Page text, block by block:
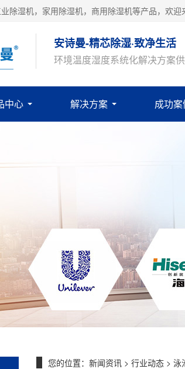
除湿机，家用除湿机，商用除湿机等产品，欢迎
安诗曼-精芯除湿·致净生活
环境温度湿度系统化解决方案
中心 解决方案 成功案
您的位置： 新闻资讯 > 行业动态 > 泳